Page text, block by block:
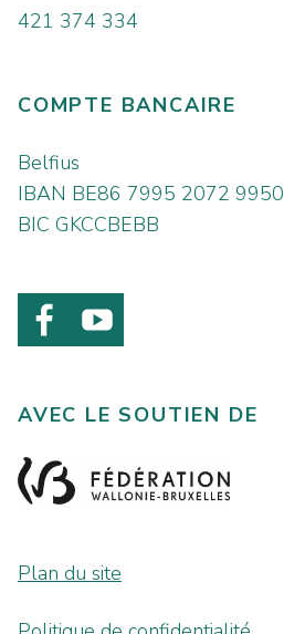
421 374 334
COMPTE BANCAIRE
Belfius
IBAN BE86 7995 2072 9950
BIC GKCCBEBB
AVEC LE SOUTIEN DE
Plan du site